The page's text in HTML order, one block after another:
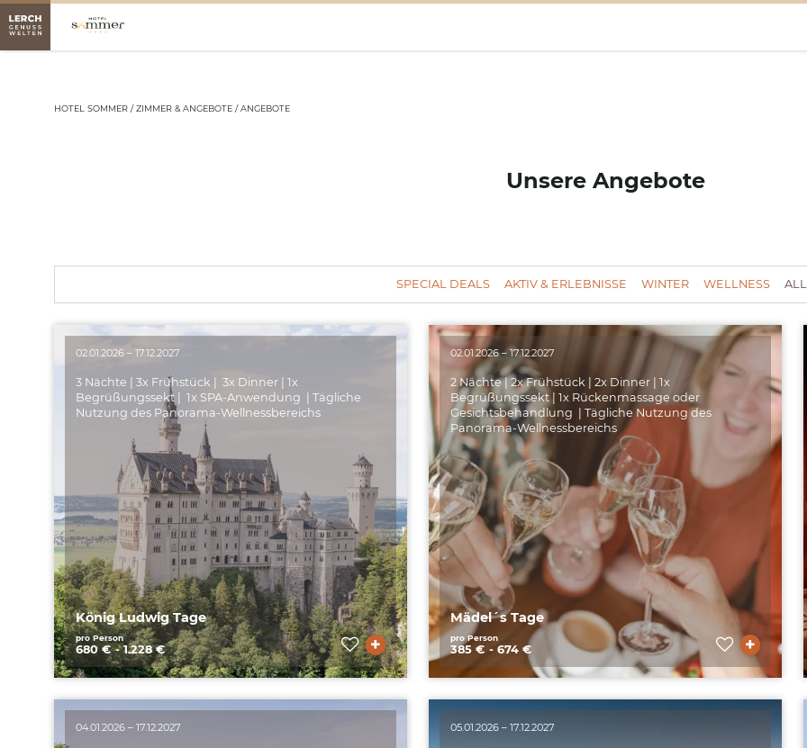
HOTEL SOMMER /ZIMMER & ANGEBOTE /ANGEBOTE
Unsere Angebote
SPECIAL DEALS AKTIV & ERLEBNISSE WINTER WELLNESS
02.01.2026 – 17.12.2027
3 Nächte | 3x Frühstück | ️ 3x Dinner | 1x
Begrüßungssekt | 1x SPA-Anwendung | Tägliche
Nutzung des Panorama-Wellnessbereichs
König Ludwig Tage
pro Person
680 € - 1.228 €
02.01.2026 – 17.12.2027
2 Nächte | 2x Frühstück | 2x Dinner | 1x
Begrüßungssekt | 1x Rückenmassage oder
Gesichtsbehandlung | Tägliche Nutzung des
Panorama-Wellnessbereichs
Mädel´s Tage
pro Person
385 € - 674 €
04.01.2026 – 17.12.2027 05.01.2026 – 17.12.2027